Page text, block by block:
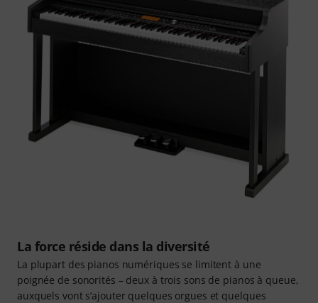
La force réside dans la diversité
La plupart des pianos numériques se limitent à une
poignée de sonorités – deux à trois sons de pianos à queue,
auxquels vont s’ajouter quelques orgues et quelques